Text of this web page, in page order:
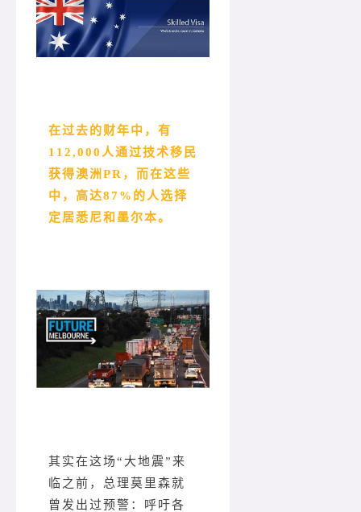
在过去的财年中，有
112,000人通过技术移民
获得澳洲PR，而在这些
中，高达87%的人选择
定居悉尼和墨尔本。
其实在这场“大地震”来
临之前，总理莫里森就
曾发出过预警：呼吁各